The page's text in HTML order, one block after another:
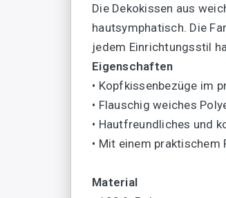
Die Dekokissen aus
hautsymphatisch. Die
jedem Einrichtungsstil
Eigenschaften
• Kopfkissenbezüge im
• Flauschig weiches
• Hautfreundliches und
• Mit einem
Material